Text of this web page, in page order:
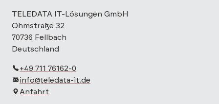
TELEDATA IT-Lösungen GmbH
Ohmstraße 32
70736 Fellbach
Deutschland
+49 711 76162-0
info@teledata-it.de
Anfahrt